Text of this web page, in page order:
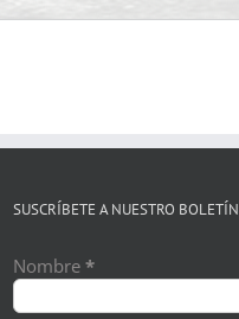
SUSCRÍBETE A NUESTRO BOLETÍN
Nombre *